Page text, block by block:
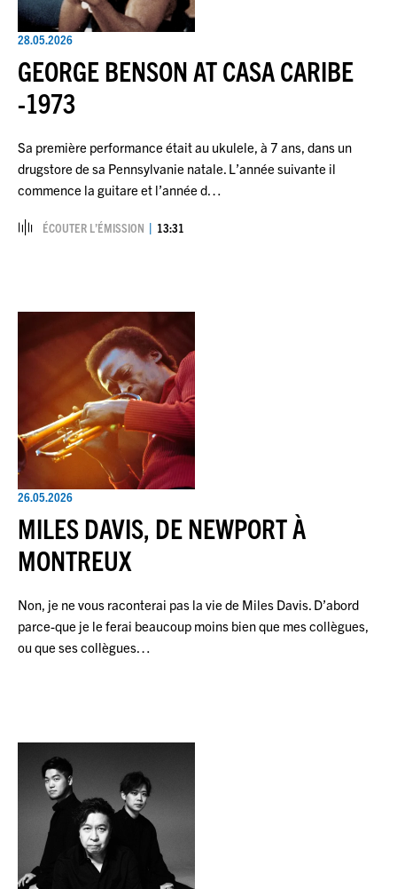
28.05.2026
GEORGE BENSON AT CASA CARIBE
-1973
Sa première performance était au ukulele, à 7 ans, dans un
drugstore de sa Pennsylvanie natale. L’année suivante il
commence la guitare et l’année d…
ÉCOUTER L’ÉMISSION 13:31
26.05.2026
MILES DAVIS, DE NEWPORT À
MONTREUX
Non, je ne vous raconterai pas la vie de Miles Davis. D’abord
parce-que je le ferai beaucoup moins bien que mes collègues,
ou que ses collègues…